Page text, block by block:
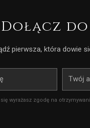
Dołącz
pierwsza, która dowie
E-
wyrażasz zgodę na